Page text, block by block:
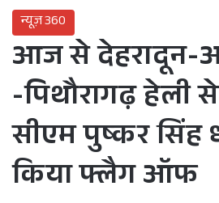
न्यूज़ 360
आज से देहरादून-
-पिथौरागढ़ हेली
सीएम पुष्कर सिंह
किया फ्लैग ऑफ